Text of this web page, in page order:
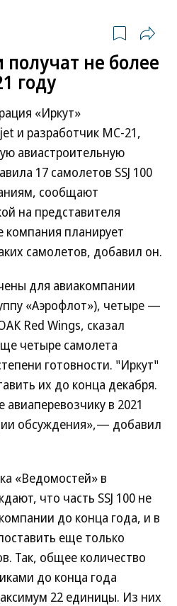
не более
году
«Иркут»
и разработчик МС-21,
авиастроительную
17 самолетов SSJ 100
сообщают
на представителя
компания планирует
самолетов, добавил он.
для авиакомпании
«Аэрофлот»), четыре —
Red Wings, сказал
четыре самолета
готовности. "Иркут"
их до конца декабря.
в 2021
обсуждения»,— добавил
«Ведомостей» в
что часть SSJ 100 не
до конца года, и в
еще только
Так, общее количество
до конца года
22 единицы. Из них